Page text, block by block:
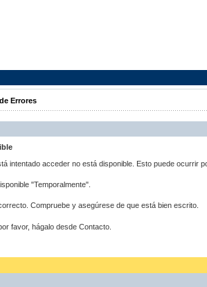
Errores
intentado acceder no está disponible. Esto puede ocurrir
"Temporalmente".
Compruebe y asegúrese de que está bien escrito.
favor, hágalo desde Contacto.